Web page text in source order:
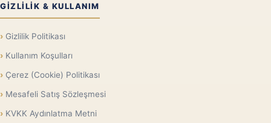
GIZLILIK & KULLANIM
Gizlilik Politikası
Kullanım Koşulları
Çerez (Cookie) Politikası
Mesafeli Satış Sözleşmesi
KVKK Aydınlatma Metni